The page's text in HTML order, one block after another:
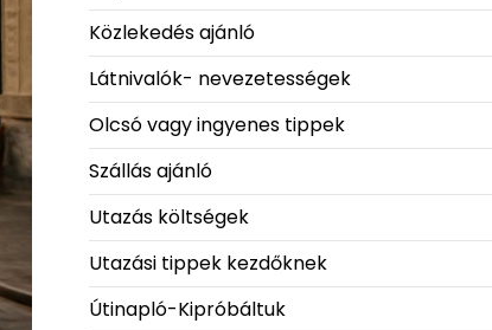
Közlekedés ajánló
Látnivalók- nevezetességek
Olcsó vagy ingyenes tippek
Szállás ajánló
Utazás költségek
Utazási tippek kezdőknek
Útinapló-Kipróbáltuk